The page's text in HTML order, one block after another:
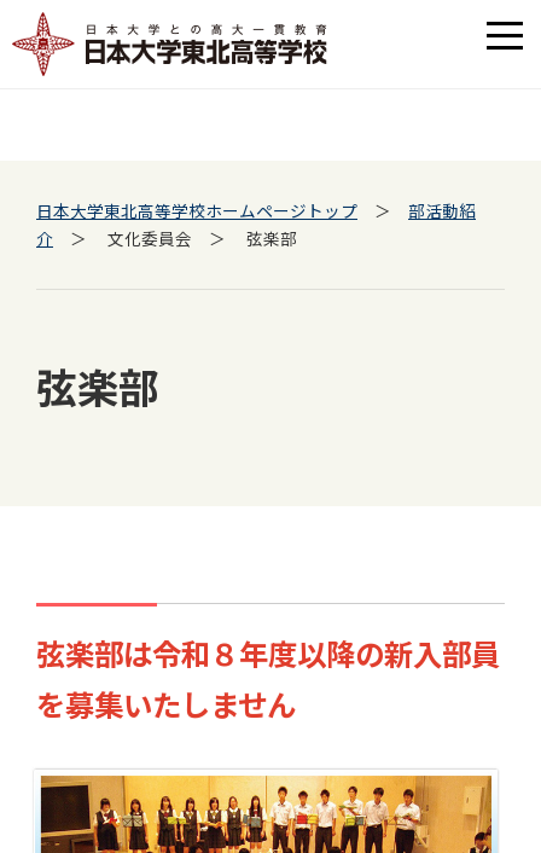
日本大学東北高等学校ホームページトップ ＞ 部活動紹
介 ＞ 文化委員会 ＞ 弦楽部
弦楽部
弦楽部は令和８年度以降の新入部員
を募集いたしません